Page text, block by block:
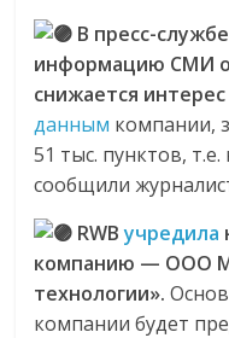
В пресс-
информацию СМИ о
снижается
данным компании,
51 тыс. пунктов, т.е.
сообщили
RWBучредила
компанию — ООО
технологии».
компании будет